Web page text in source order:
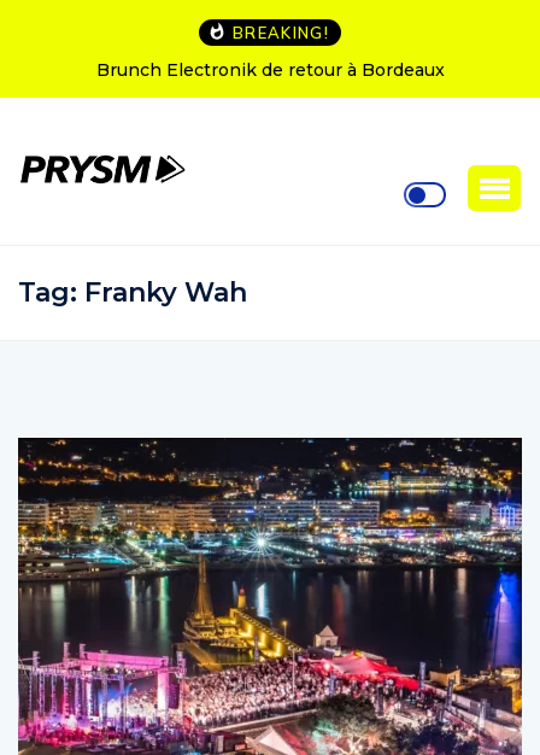
BREAKING!
L’Amnesia Ibiza fête ses 50 ans : le programme des
soirées d’ouverture
Tag: Franky Wah